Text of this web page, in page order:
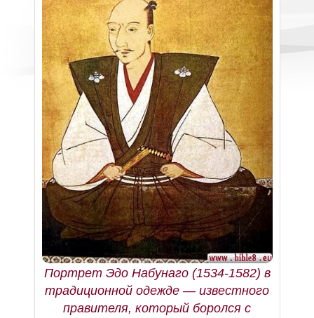
Портрет Эдо Набунаго (1534-1582) в
традиционной одежде — известного
правителя, который боролся с